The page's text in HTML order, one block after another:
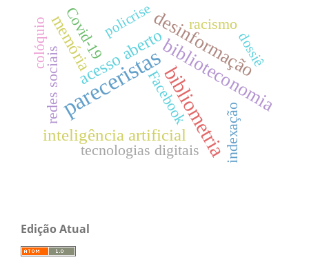
pareceristasbibliometria
desinformação
biblioteconomia
acesso aberto
inteligência artificial
memória
Facebook
racismo
tecnologias digitais
redes sociais
indexação
Covid-19 dossiê
policrise
colóquio
Edição Atual